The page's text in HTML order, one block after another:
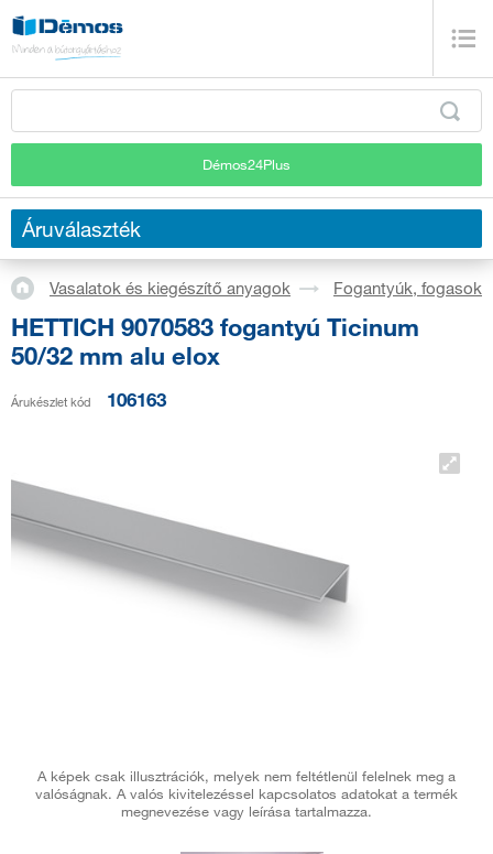
Démos24Plus
Áruválaszték
Vasalatok és kiegészítő anyagok Fogantyúk, fogasok
HETTICH 9070583 fogantyú Ticinum
50/32 mm alu elox
Árukészlet kód 106163
A képek csak illusztrációk, melyek nem feltétlenül felelnek meg a
valóságnak. A valós kivitelezéssel kapcsolatos adatokat a termék
megnevezése vagy leírása tartalmazza.